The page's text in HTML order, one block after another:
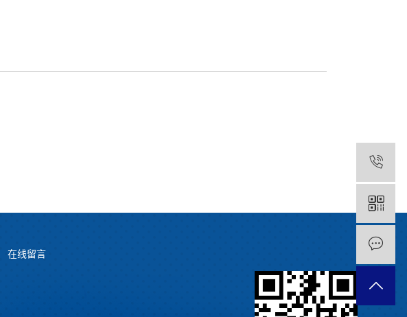
在线留言